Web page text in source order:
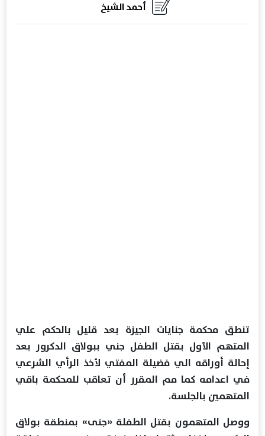
أحمد الشيخ
تنطق محكمة جنايات الجيزة بعد قليل بالحكم علي
المتهم الأول بقتل الطفل جني ببولاق الدكرور بعد
إحالة أوراقه الي فضيلة المفتي لأخذ الرأي الشرعي
في اعدامه كما مم المقرر أن تعاقب للمحكمة باقي
المتهمين بالجلسة.
ووصل المتهمون بقتل الطفلة «جنى» بمنطقة بولاق